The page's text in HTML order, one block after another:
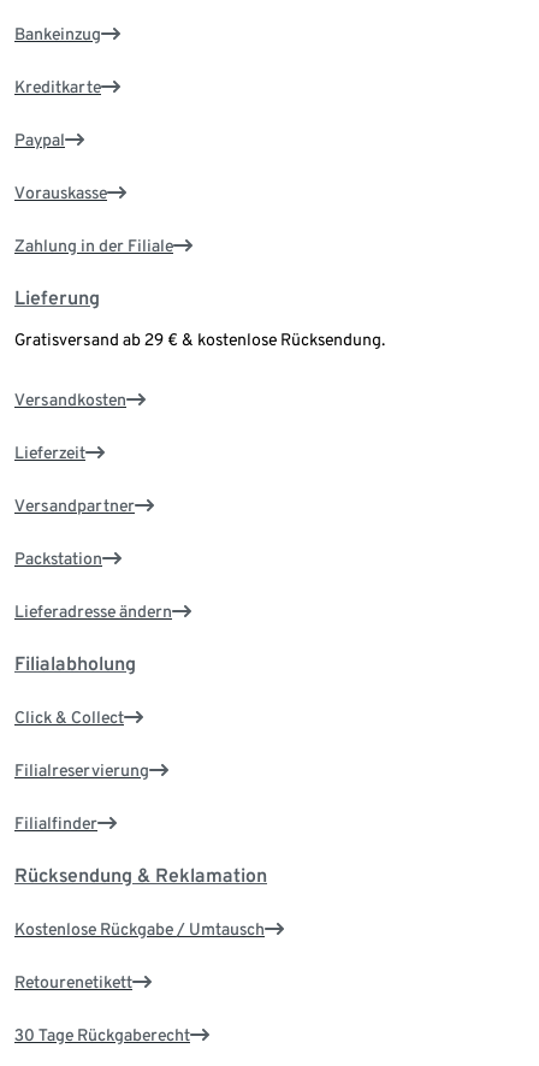
Bankeinzug
Kreditkarte
Paypal
Vorauskasse
Zahlung in der Filiale
Lieferung
Gratisversand ab 29 € & kostenlose Rücksendung.
Versandkosten
Lieferzeit
Versandpartner
Packstation
Lieferadresse ändern
Filialabholung
Click & Collect
Filialreservierung
Filialfinder
Rücksendung & Reklamation
Kostenlose Rückgabe / Umtausch
Retourenetikett
30 Tage Rückgaberecht